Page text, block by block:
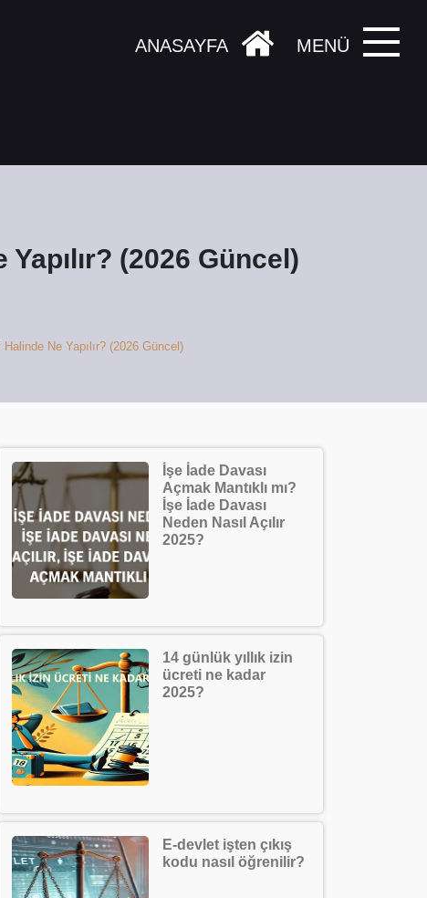
MENÜ
ANASAYFA
(2026 Güncel)
Ne Yapılır? (2026 Güncel)
İşe İade Davası
Açmak Mantıklı mı?
İşe İade Davası
Neden Nasıl Açılır
2025?
14 günlük yıllık izin
ücreti ne kadar
2025?
E-devlet işten çıkış
kodu nasıl öğrenilir?